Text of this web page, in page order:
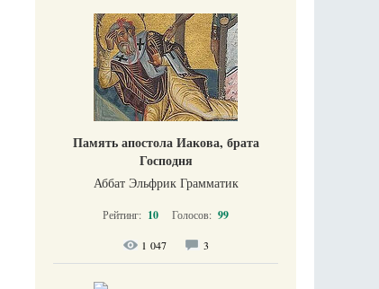
Память апостола Иакова, брата
Господня
Аббат Эльфрик Грамматик
Рейтинг: 10 Голосов: 99
1 047 3